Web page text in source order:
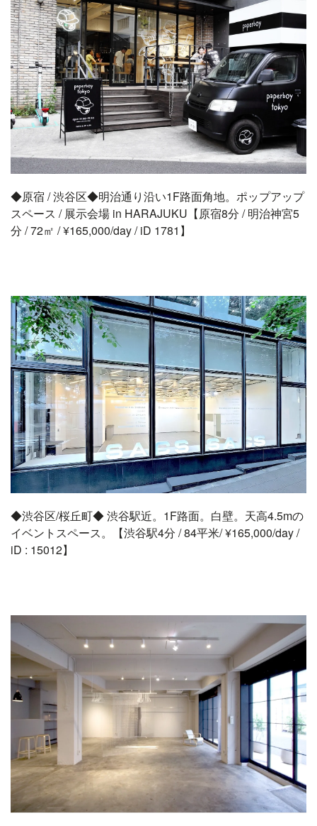
◆原宿 / 渋谷区◆明治通り沿い1F路面角地。ポップアップ
スペース / 展示会場 in HARAJUKU【原宿8分 / 明治神宮5
分 / 72㎡ / ¥165,000/day / iD 1781】
◆渋谷区/桜丘町◆ 渋谷駅近。1F路面。白壁。天高4.5mの
イベントスペース。【渋谷駅4分 / 84平米/ ¥165,000/day /
iD : 15012】